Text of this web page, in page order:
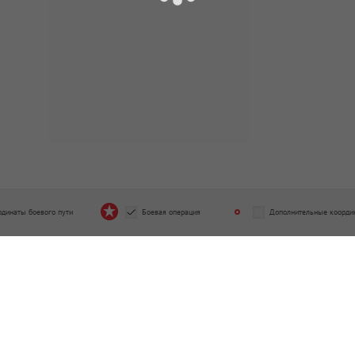
боевого пути Боевая операция Дополнительные